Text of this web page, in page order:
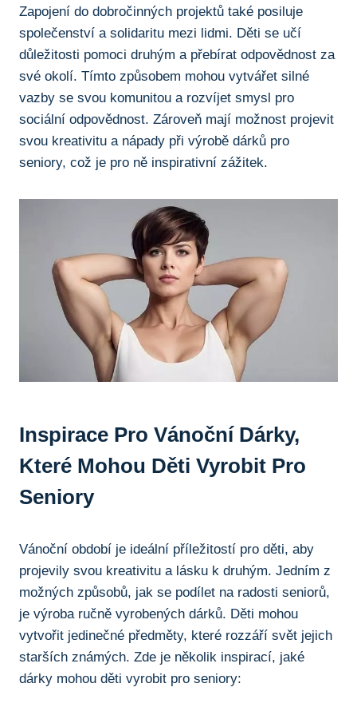
Zapojení do dobročinných projektů⁣ také ​posiluje
společenství a solidaritu mezi​ lidmi. Děti se učí
důležitosti pomoci druhým a přebírat odpovědnost za
své okolí. ‍Tímto způsobem mohou vytvářet silné
vazby se ⁢svou komunitou a rozvíjet smysl pro
sociální odpovědnost. Zároveň⁣ mají možnost projevit
svou kreativitu a nápady‌ při výrobě dárků‍ pro
seniory, což⁢ je pro ně⁣ inspirativní‌ zážitek.
Inspirace Pro ⁤vánoční Dárky,
Které Mohou Děti⁣ Vyrobit Pro
‌seniory
Vánoční ‌období ⁤je ideální příležitostí pro děti, aby
projevily svou⁢ kreativitu​ a lásku ‌k⁢ druhým. Jedním z
možných způsobů, jak se podílet na radosti​ seniorů,
je výroba‍ ručně vyrobených ⁣dárků. ⁣Děti mohou
vytvořit jedinečné⁢ předměty, které rozzáří ⁤svět ⁤jejich‍
starších známých. Zde je několik⁣ inspirací, jaké
‌dárky mohou děti vyrobit pro seniory: